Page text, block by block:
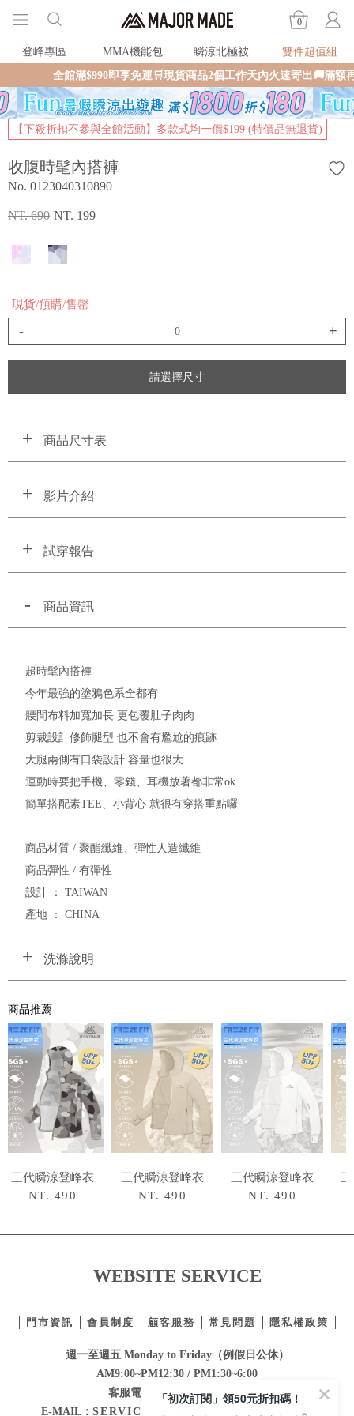
0
登峰專區 MMA機能包 瞬涼北極被
雙件超值組
全館滿$990即享免運🛒現貨商品2個工作天內火速寄出🚚滿額
【下殺折扣不參與全館活動】多款式均一價$199 (特價品無退貨)
收腹時髦內搭褲
No. 0123040310890
NT. 690 NT. 199
現貨/預購/售罄
- +
請選擇尺寸
商品尺寸表
影片介紹
試穿報告
商品資訊
超時髦內搭褲
今年最強的塗鴉色系全都有
腰間布料加寬加長 更包覆肚子肉肉
剪裁設計修飾腿型 也不會有尷尬的痕跡
大腿兩側有口袋設計 容量也很大
運動時要把手機、零錢、耳機放著都非常ok
簡單搭配素TEE、小背心 就很有穿搭重點囉
商品材質 / 聚酯纖維、彈性人造纖維
商品彈性 / 有彈性
設計 ： TAIWAN
產地 ： CHINA
洗滌說明
商品推薦
三代瞬涼登峰衣
NT. 490
三代瞬涼登峰衣
NT. 490
三代瞬涼登峰衣
NT. 490
WEBSITE SERVICE
門市資訊 會員制度 顧客服務 常見問題 隱私權政策
週一至週五 Monday to Friday（例假日公休）
AM9:00~PM12:30 / PM1:30~6:00
客服電話：02-2332-0855
E-MAIL： SERVICE@MAJORMADE.COM.TW
「初次訂閱」領50元折扣碼！